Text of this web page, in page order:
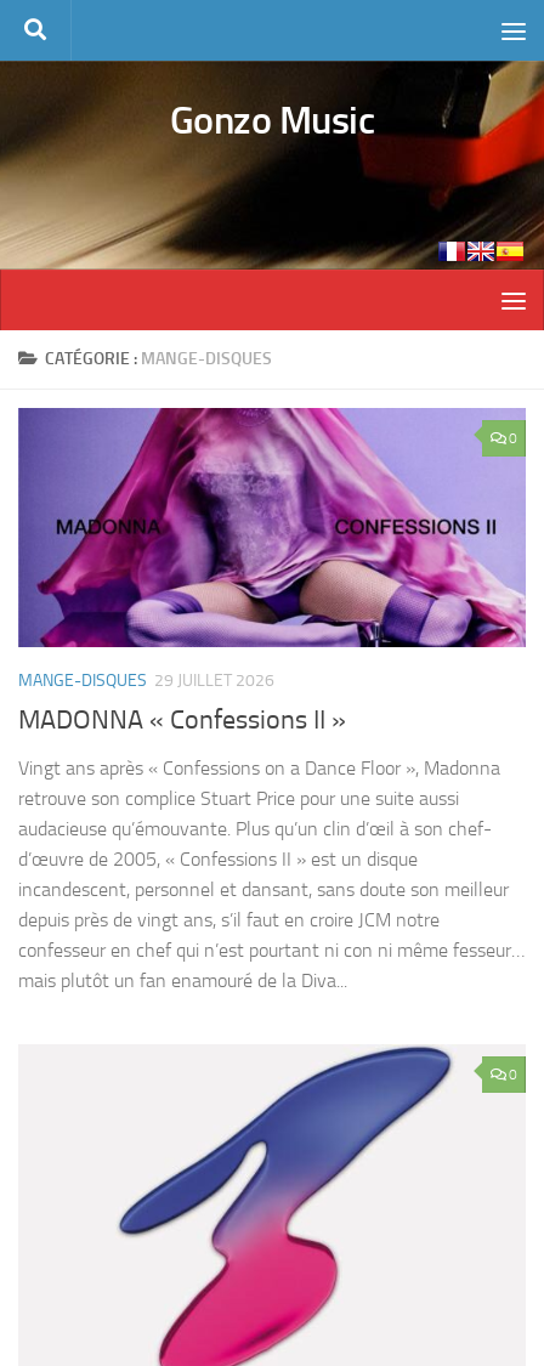
Skip to content
Gonzo Music
CATÉGORIE : MANGE-DISQUES
0
MANGE-DISQUES 29 JUILLET 2026
MADONNA « Confessions II »
Vingt ans après « Confessions on a Dance Floor », Madonna
retrouve son complice Stuart Price pour une suite aussi
audacieuse qu’émouvante. Plus qu’un clin d’œil à son chef-
d’œuvre de 2005, « Confessions II » est un disque
incandescent, personnel et dansant, sans doute son meilleur
depuis près de vingt ans, s’il faut en croire JCM notre
confesseur en chef qui n’est pourtant ni con ni même fesseur…
mais plutôt un fan enamouré de la Diva...
0